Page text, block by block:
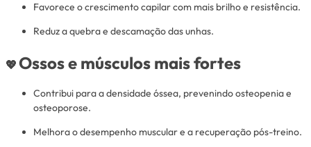
Favorece o crescimento capilar com mais brilho e resistência.
Reduz a quebra e descamação das unhas.
💖 Ossos e músculos mais fortes
Contribui para a densidade óssea, prevenindo osteopenia e
osteoporose.
Melhora o desempenho muscular e a recuperação pós-treino.